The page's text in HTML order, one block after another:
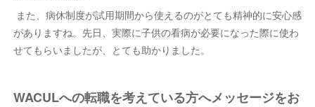
また、病休制度が試用期間から使えるのがとても精神的に安心感
がありますね。先日、実際に子供の看病が必要になった際に使わ
せてもらいましたが、とても助かりました。
WACULへの転職を考えている方へメッセージをお